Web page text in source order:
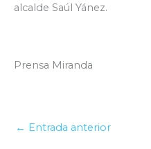
alcalde Saúl Yánez.
Prensa Miranda
← Entrada anterior